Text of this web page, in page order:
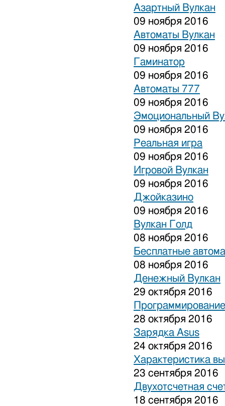
Азартный Вулкан
09 ноября 2016
Автоматы Вулкан
09 ноября 2016
Гаминатор
09 ноября 2016
Автоматы 777
09 ноября 2016
Эмоциональный
09 ноября 2016
Реальная игра
09 ноября 2016
Игровой Вулкан
09 ноября 2016
Джойказино
09 ноября 2016
Вулкан Голд
08 ноября 2016
Бесплатные
08 ноября 2016
Денежный Вулкан
29 октября 2016
28 октября 2016
Зарядка Asus
24 октября 2016
Характеристика
23 сентября 2016
Двухотсчетная
18 сентября 2016